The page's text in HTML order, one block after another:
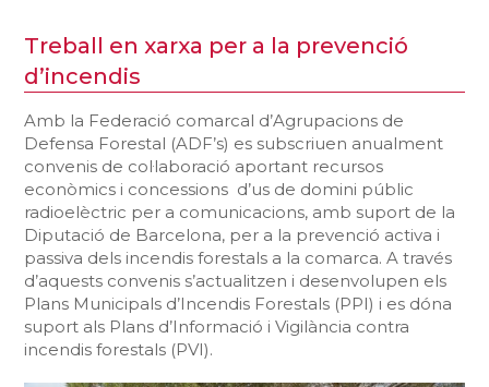
Treball en xarxa per a la prevenció
d’incendis
Amb la Federació comarcal d’Agrupacions de
Defensa Forestal (ADF’s) es subscriuen anualment
convenis de col·laboració aportant recursos
econòmics i concessions d’us de domini públic
radioelèctric per a comunicacions, amb suport de la
Diputació de Barcelona, per a la prevenció activa i
passiva dels incendis forestals a la comarca. A través
d’aquests convenis s’actualitzen i desenvolupen els
Plans Municipals d’Incendis Forestals (PPI) i es dóna
suport als Plans d’Informació i Vigilància contra
incendis forestals (PVI).